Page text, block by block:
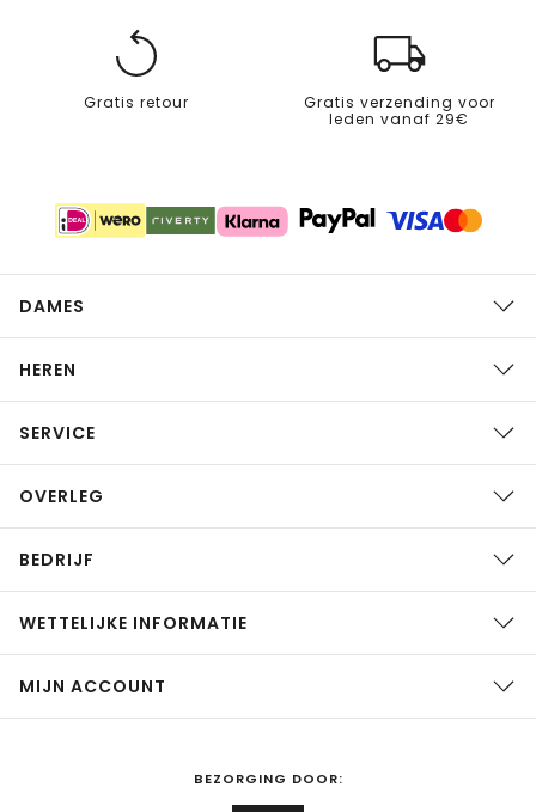
Gratis retour
Gratis verzending voor
leden vanaf 29€
DAMES
HEREN
SERVICE
OVERLEG
BEDRIJF
WETTELIJKE INFORMATIE
MIJN ACCOUNT
BEZORGING DOOR: